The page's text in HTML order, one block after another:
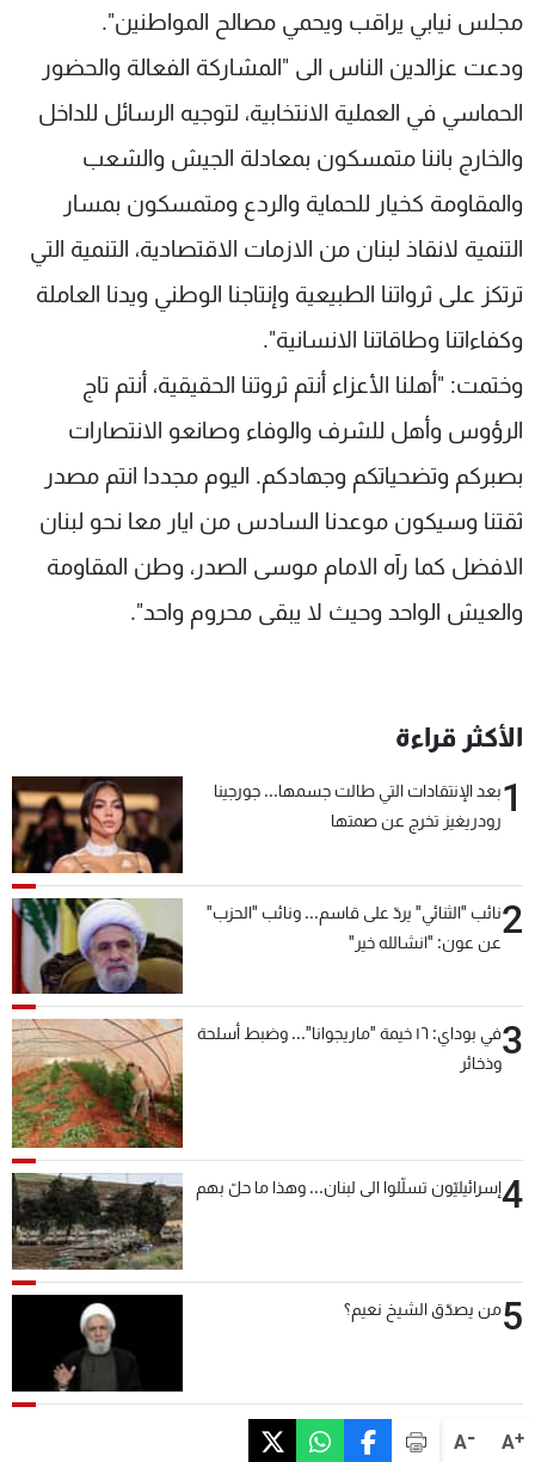
A+
A-
مجلس نيابي يراقب ويحمي مصالح المواطنين".
ودعت عزالدين الناس الى "المشاركة الفعالة والحضور
الحماسي في العملية الانتخابية، لتوجيه الرسائل للداخل
والخارج باننا متمسكون بمعادلة الجيش والشعب
والمقاومة كخيار للحماية والردع ومتمسكون بمسار
التنمية لانقاذ لبنان من الازمات الاقتصادية، التنمية التي
ترتكز على ثرواتنا الطبيعية وإنتاجنا الوطني ويدنا العاملة
وكفاءاتنا وطاقاتنا الانسانية".
وختمت: "أهلنا الأعزاء أنتم ثروتنا الحقيقية، أنتم تاج
الرؤوس وأهل للشرف والوفاء وصانعو الانتصارات
بصبركم وتضحياتكم وجهادكم. اليوم مجددا انتم مصدر
ثقتنا وسيكون موعدنا السادس من ايار معا نحو لبنان
الافضل كما رآه الامام موسى الصدر، وطن المقاومة
والعيش الواحد وحيث لا يبقى محروم واحد".
الأكثر قراءة
1بعد الإنتقادات التي طالت جسمها... جورجينا
رودريغيز تخرج عن صمتها
2نائب "الثنائي" يردّ على قاسم... ونائب "الحزب"
عن عون: "انشالله خير"
3
في بوداي: ١٦ خيمة "ماريجوانا"... وضبط أسلحة
وذخائر
4إسرائيليّون تسلّلوا الى لبنان... وهذا ما حلّ بهم
5من يصدّق الشيخ نعيم؟